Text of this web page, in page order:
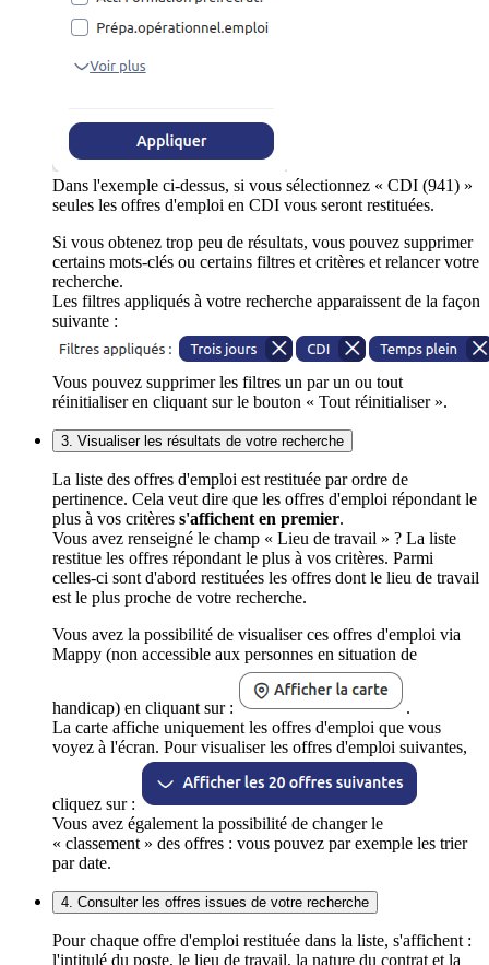
Dans l'exemple ci-dessus, si vous sélectionnez « CDI (941) »
seules les offres d'emploi en CDI vous seront restituées.
Si vous obtenez trop peu de résultats, vous pouvez supprimer
certains mots-clés ou certains filtres et critères et relancer votre
recherche.
Les filtres appliqués à votre recherche apparaissent de la façon
suivante :
Vous pouvez supprimer les filtres un par un ou tout
réinitialiser en cliquant sur le bouton « Tout réinitialiser ».
3. Visualiser les résultats de votre recherche
La liste des offres d'emploi est restituée par ordre de
pertinence. Cela veut dire que les offres d'emploi répondant le
plus à vos critères s'affichent en premier.
Vous avez renseigné le champ « Lieu de travail » ? La liste
restitue les offres répondant le plus à vos critères. Parmi
celles-ci sont d'abord restituées les offres dont le lieu de travail
est le plus proche de votre recherche.
Vous avez la possibilité de visualiser ces offres d'emploi via
Mappy (non accessible aux personnes en situation de
handicap) en cliquant sur :
.
La carte affiche uniquement les offres d'emploi que vous
voyez à l'écran. Pour visualiser les offres d'emploi suivantes,
cliquez sur :
Vous avez également la possibilité de changer le
« classement » des offres : vous pouvez par exemple les trier
par date.
4. Consulter les offres issues de votre recherche
Pour chaque offre d'emploi restituée dans la liste, s'affichent :
l'intitulé du poste, le lieu de travail, la nature du contrat et la